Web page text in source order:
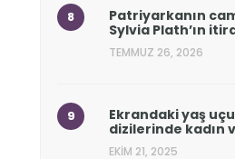
Patriyarkanın
Sylvia Plath’ın
TEMMUZ 26, 2026
Ekrandaki yaş
dizilerinde kadın
EKIM 21, 2025